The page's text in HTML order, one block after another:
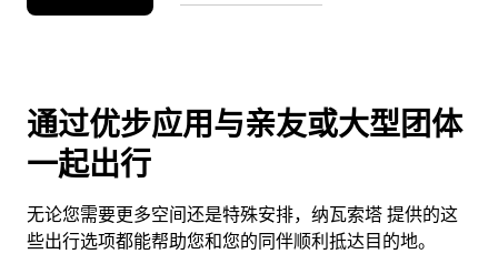
通过优步应用与亲友或大型团体
一起出行
无论您需要更多空间还是特殊安排，纳瓦索塔 提供的这
些出行选项都能帮助您和您的同伴顺利抵达目的地。